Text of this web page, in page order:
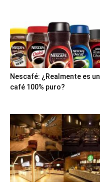
Nescafé: ¿Realmente es un
café 100% puro?